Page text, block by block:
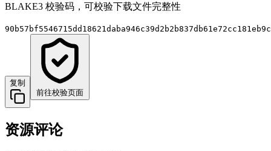
BLAKE3 校验码，可校验下载文件完整性
复制
前往校验页面
资源评论